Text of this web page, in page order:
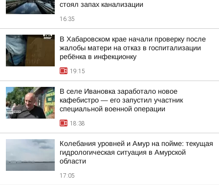
стоял запах канализации
16:35
В Хабаровском крае начали проверку после
жалобы матери на отказ в госпитализации
ребёнка в инфекционку
19:15
В селе Ивановка заработало новое
кафебистро — его запустил участник
специальной военной операции
18:38
Колебания уровней и Амур на пойме: текущая
гидрологическая ситуация в Амурской
области
17:05